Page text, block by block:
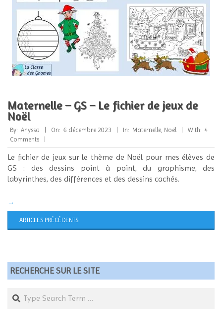
Maternelle – GS – Le fichier de jeux de
Noël
2023-
12-
06
By: Anyssa On: 6 décembre 2023 In: Maternelle, Noël With: 4
Comments
Le fichier de jeux sur le thème de Noël pour mes élèves de
GS : des dessins point à point, du graphisme, des
labyrinthes, des différences et des dessins cachés.
→
ARTICLES PRÉCÉDENTS
RECHERCHE SUR LE SITE
Search